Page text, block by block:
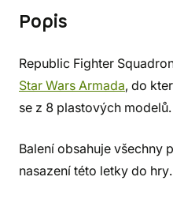
Popis
Republic Fighter
Star Wars Armada, do
se z 8 plastových modelů.
Balení obsahuje všechny
nasazení této letky do hry.